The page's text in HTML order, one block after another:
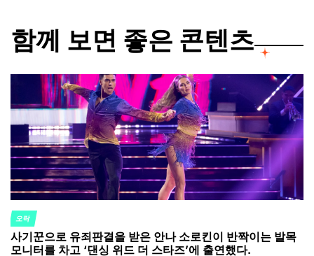
함께 보면 좋은 콘텐츠
POSTED
IN
오락
사기꾼으로 유죄판결을 받은 안나 소로킨이 반짝이는 발목
모니터를 차고 ‘댄싱 위드 더 스타즈’에 출연했다.